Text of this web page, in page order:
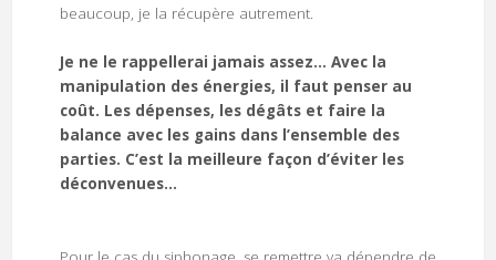
beaucoup, je la récupère autrement.
Je ne le rappellerai jamais assez… Avec la
manipulation des énergies, il faut penser au
coût. Les dépenses, les dégâts et faire la
balance avec les gains dans l’ensemble des
parties. C’est la meilleure façon d’éviter les
déconvenues…